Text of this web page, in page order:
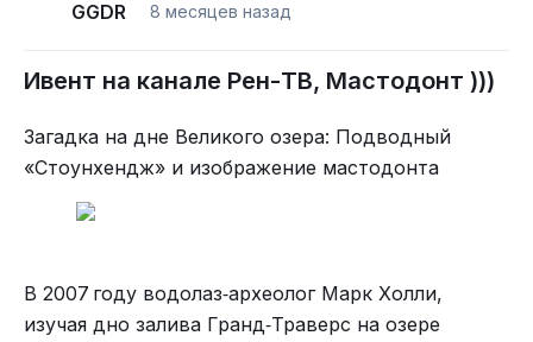
GGDR 8 месяцев назад
Ивент на канале Рен-ТВ, Мастодонт )))
Загадка на дне Великого озера: Подводный
«Стоунхендж» и изображение мастодонта
В 2007 году водолаз‑археолог Марк Холли,
изучая дно залива Гранд‑Траверс на озере